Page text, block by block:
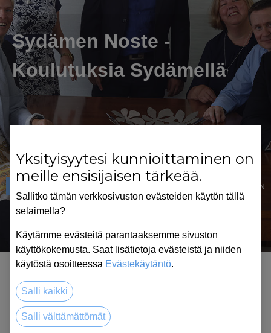
Sydämen Noste -
Koulutuksia Sydämellä
JOHTAMINEN
TYÖMOTIVAATIO
Koulutuksia Sydämellä
Kokonaisvaltaisia koulutuspalveluja työhyvinvointiin,
Yksityisyytesi kunnioittaminen on
meille ensisijaisen tärkeää.
Sallitko tämän verkkosivuston evästeiden käytön tällä
selaimella?
Käytämme evästeitä parantaaksemme sivuston
käyttökokemusta. Saat lisätietoja evästeistä ja niiden
käytöstä osoitteessa Evästekäytäntö.
Salli kaikki
Salli välttämättömät